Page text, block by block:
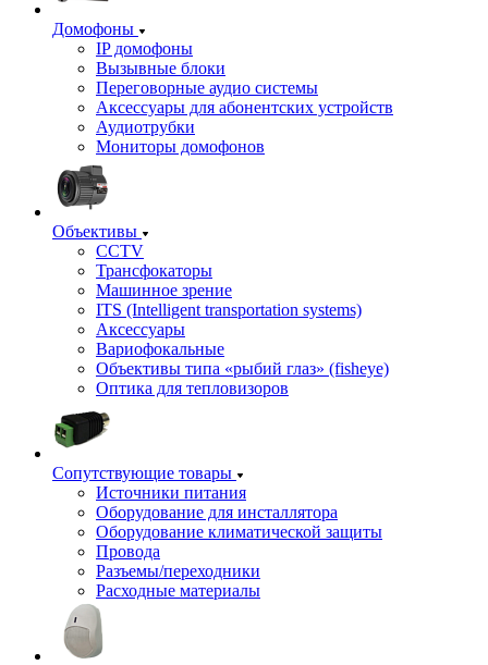
Домофоны
IP домофоны
Вызывные блоки
Переговорные аудио системы
Аксессуары для абонентских устройств
Аудиотрубки
Мониторы домофонов
Объективы
CCTV
Трансфокаторы
Машинное зрение
ITS (Intelligent transportation systems)
Аксессуары
Вариофокальные
Объективы типа «рыбий глаз» (fisheye)
Оптика для тепловизоров
Сопутствующие товары
Источники питания
Оборудование для инсталлятора
Оборудование климатической защиты
Провода
Разъемы/переходники
Расходные материалы